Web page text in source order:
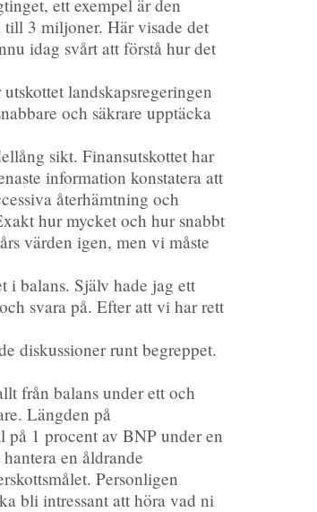
ett exempel är den
till 3 miljoner. Här visade det
idag svårt att förstå hur det
landskapsregeringen
och säkrare upptäcka
sikt. Finansutskottet har
information konstatera att
återhämtning och
hur mycket och hur snabbt
värden igen, men vi måste
i balans. Själv hade jag ett
svara på. Efter att vi har rett
diskussioner runt begreppet.
från balans under ett och
Längden på
på 1 procent av BNP under en
en åldrande
Personligen
bli intressant att höra vad ni